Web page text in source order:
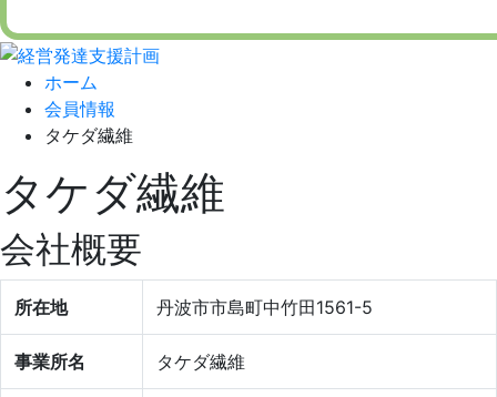
ホーム
会員情報
タケダ繊維
タケダ繊維
会社概要
所在地 丹波市市島町中竹田1561-5
事業所名 タケダ繊維